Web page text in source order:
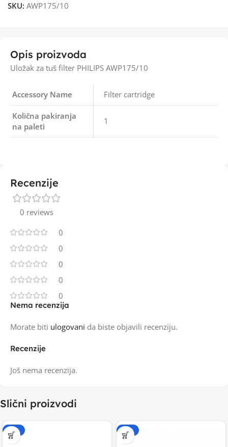
SKU: AWP175/10
Opis proizvoda
Uložak za tuš filter PHILIPS AWP175/10
Accessory Name Filter cartridge
Količna pakiranja
na paleti
1
Recenzije
0 reviews
0
0
0
0
0
Recenzije
Još nema recenzija.
Nema recenzija
Morate biti ulogovani da biste objavili recenziju.
Slični proizvodi
-15% -15%